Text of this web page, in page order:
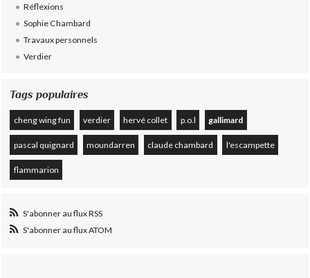
Réflexions
Sophie Chambard
Travaux personnels
Verdier
Tags populaires
cheng wing fun verdier hervé collet p.o.l gallimard
pascal quignard moundarren claude chambard l'escampette
flammarion
S'abonner au flux RSS
S'abonner au flux ATOM